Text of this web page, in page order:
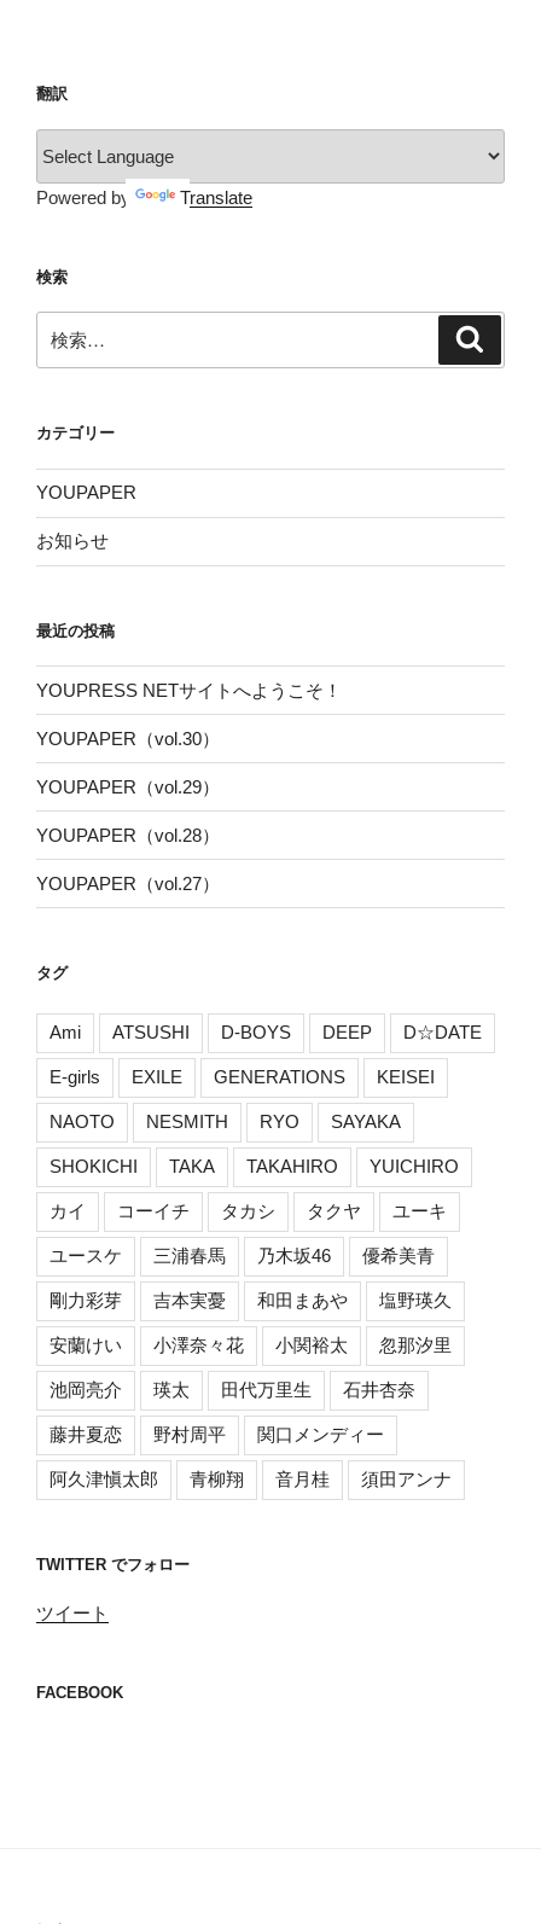
翻訳
Powered by Translate
検索
索:
カテゴリー
YOUPAPER
お知らせ
最近の投稿
YOUPRESS NETサイトへようこそ！
YOUPAPER（vol.30）
YOUPAPER（vol.29）
YOUPAPER（vol.28）
YOUPAPER（vol.27）
タグ
Ami ATSUSHI D-BOYS DEEP D☆DATE
E-girls EXILE GENERATIONS KEISEI
NAOTO NESMITH RYO SAYAKA
SHOKICHI TAKA TAKAHIRO YUICHIRO
カイ コーイチ タカシ タクヤ ユーキ
ユースケ 三浦春馬 乃木坂46 優希美青
剛力彩芽 吉本実憂 和田まあや 塩野瑛久
安蘭けい 小澤奈々花 小関裕太 忽那汐里
池岡亮介 瑛太 田代万里生 石井杏奈
藤井夏恋 野村周平 関口メンディー
阿久津愼太郎 青柳翔 音月桂 須田アンナ
TWITTER でフォロー
ツイート
FACEBOOK